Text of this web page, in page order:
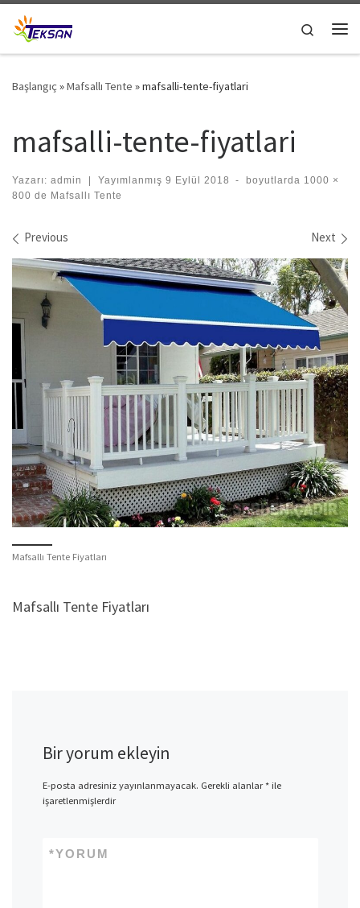
Skip to content
Search
Başlangıç »Mafsallı Tente »mafsalli-tente-fiyatlari
mafsalli-tente-fiyatlari
Yazarı: admin | Yayımlanmış 9 Eylül 2018 - boyutlarda 1000 ×
800 de Mafsallı Tente
Images navigation
Previous Next
Mafsallı Tente Fiyatları
Mafsallı Tente Fiyatları
Bir yorum ekleyin
E-posta adresiniz yayınlanmayacak. Gerekli alanlar*ile
işaretlenmişlerdir
YORUM
*